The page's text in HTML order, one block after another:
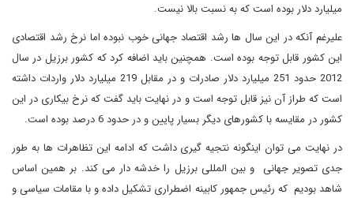
میلیارد دلار بوده است که به نسبت بالا نیست.
علیرغم آنکه در این سال ها رشد اقتصاد جهانی خوب نبوده اما نرخ رشد اقتصادی
این کشور قابل توجه بوده است. همچنین باید اضافه کرد که کشور برزیل در سال
2012 حدود 251 میلیارد دلار صادرات و در مقابل 219 میلیارد دلار واردات داشته
است که طراز آن نیز قابل توجه است و در نهایت باید گفت که نرخ بیکاری در این
کشور در مقایسه با کشورهای دیگر بسیار پایین و در حدود 6 درصد بوده است.
در نهایت می توان اینگونه نتجیه گیری داشت که ادامه این تظاهرات ها به طور
جدی تصویر جهانی و بین المللی برزیل را خدشه دار می کند. بر همین اساس
شاهد بودیم که رئیس جمهور کابینه اضطراری تشکیل داده و با مقامات سیاسی و